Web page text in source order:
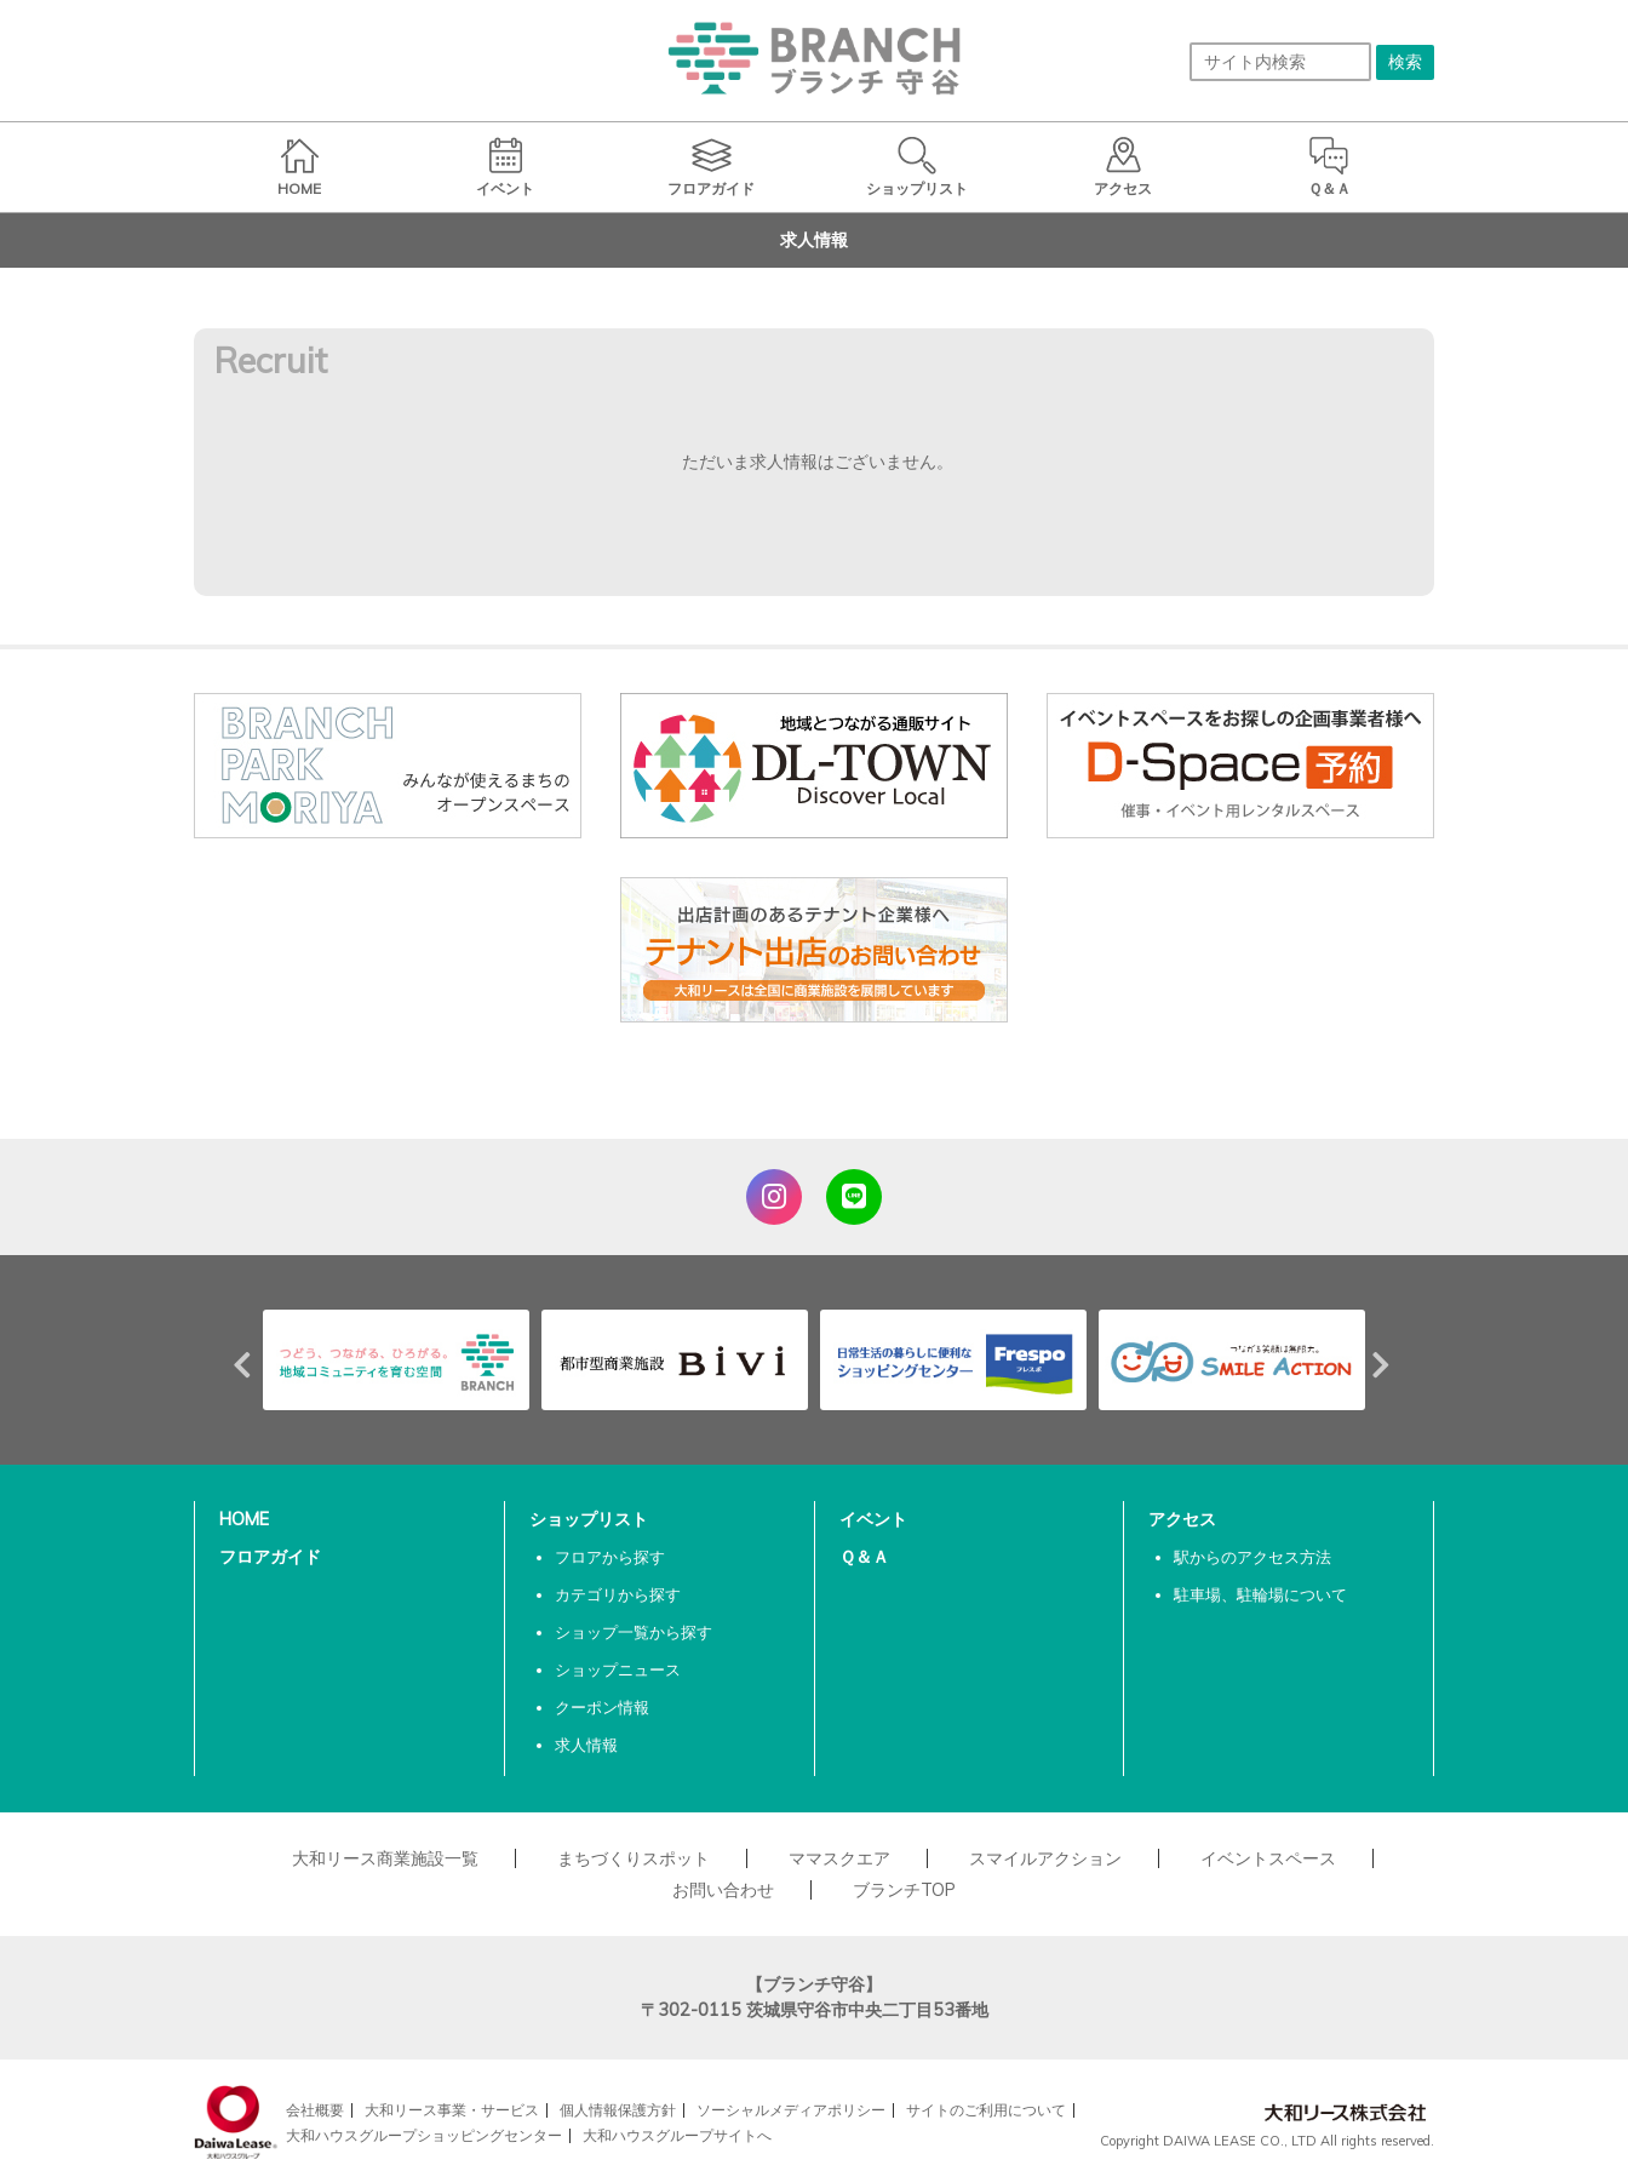
HOME イベント フロアガイド ショップリスト アクセス Ｑ＆Ａ
求人情報
Recruit
ただいま求人情報はございません。
HOME
フロアガイド
ショップリスト
フロアから探す
カテゴリから探す
ショップ一覧から探す
ショップニュース
クーポン情報
求人情報
イベント
Ｑ＆Ａ
アクセス
駅からのアクセス方法
駐車場、駐輪場について
大和リース商業施設一覧 まちづくりスポット ママスクエア スマイルアクション
イベントスペース
お問い合わせ
ブランチTOP
【ブランチ守谷】
〒302-0115 茨城県守谷市中央二丁目53番地
会社概要 大和リース事業・サービス 個人情報保護方針 ソーシャルメディアポリシー
サイトのご利用について
大和ハウスグループショッピングセンター
大和ハウスグループサイトへ Copyright DAIWA LEASE CO., LTD All rights reserved.